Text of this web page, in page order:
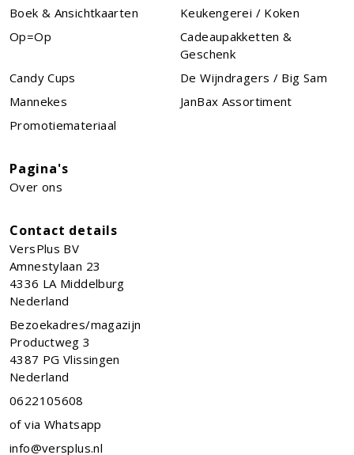
Boek & Ansichtkaarten
Keukengerei / Koken
Op=Op
Cadeaupakketten &
Geschenk
Candy Cups
De Wijndragers / Big Sam
Mannekes
JanBax Assortiment
Promotiemateriaal
Pagina's
Over ons
Contact details
VersPlus BV
Amnestylaan 23
4336 LA Middelburg
Nederland
Bezoekadres/magazijn
Productweg 3
4387 PG Vlissingen
Nederland
0622105608
of via Whatsapp
info@versplus.nl